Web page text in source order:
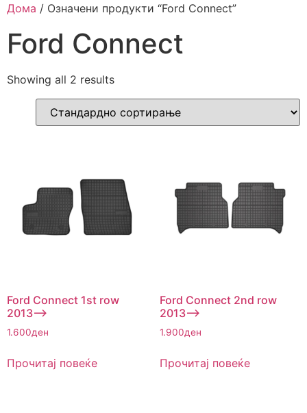
Дома / Означени продукти “Ford Connect”
Ford Connect
Showing all 2 results
Ford Connect 1st row
2013–>
1.600ден
Прочитај повеќе
Ford Connect 2nd row
2013–>
1.900ден
Прочитај повеќе